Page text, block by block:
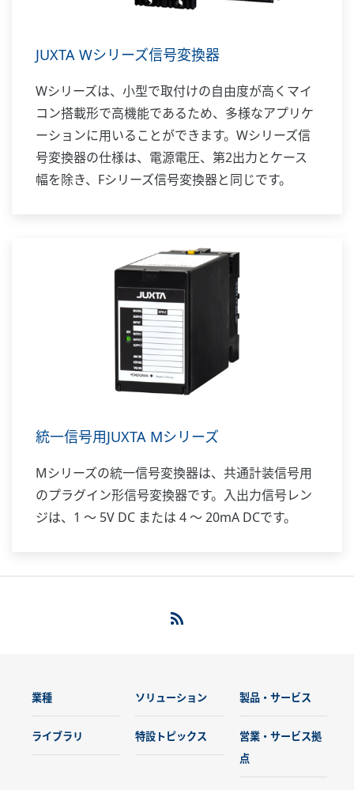
JUXTA Wシリーズ信号変換器
Wシリーズは、小型で取付けの自由度が高くマイ
コン搭載形で高機能であるため、多様なアプリケ
ーションに用いることができます。Wシリーズ信
号変換器の仕様は、電源電圧、第2出力とケース
幅を除き、Fシリーズ信号変換器と同じです。
統一信号用JUXTA Mシリーズ
Mシリーズの統一信号変換器は、共通計装信号用
のプラグイン形信号変換器です。入出力信号レン
ジは、1 〜 5V DC または 4 〜 20mA DCです。
業種 ソリューション 製品・サービス
ライブラリ 特設トピックス
営業・サービス拠
点